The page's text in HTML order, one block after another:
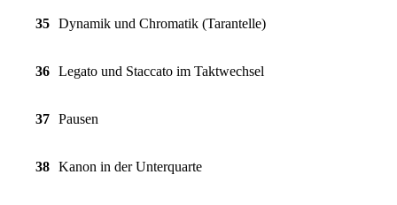
35 Dynamik und Chromatik (Tarantelle)
36 Legato und Staccato im Taktwechsel
37 Pausen
38 Kanon in der Unterquarte